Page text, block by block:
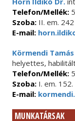
Telefon/Mellék:
Szoba: II. em. 242
E-mail:
Körmendi Tamás
helyettes,
Telefon/Mellék:
Szoba: I. em. 152.
E-mail:
MUNKATÁRSAK